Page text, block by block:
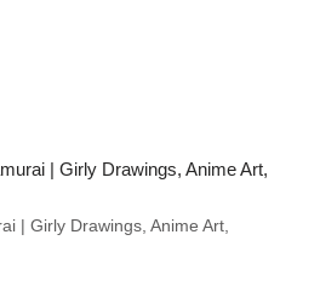
| Girly Drawings, Anime Art,